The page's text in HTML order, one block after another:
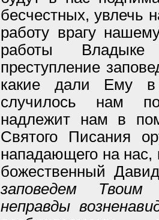
бесчестных, увлечь
работу врагу
работы
преступление
какие дали Ему в
случилось нам
надлежит нам в
Святого Писания
нападающего на нас,
божественный
заповедем Твоим
неправды